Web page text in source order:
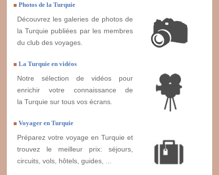
Photos de la Turquie
Découvrez les galeries de photos de
la Turquie publiées par les membres
du club des voyages.
La Turquie en vidéos
Notre sélection de vidéos pour
enrichir votre connaissance de
la Turquie sur tous vos écrans.
Voyager en Turquie
Préparez votre voyage en Turquie et
trouvez le meilleur prix: séjours,
circuits, vols, hôtels, guides, ...